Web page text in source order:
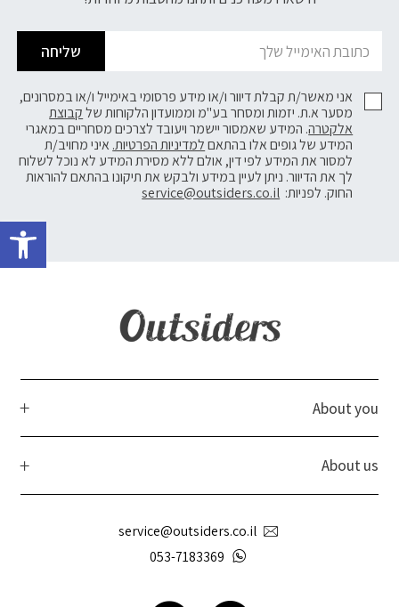
שליחה
אני מאשר/ת קבלת דיוור ו/או מידע פרסומי באימייל ו/או במסרונים,
מסער א.ת. יזמות ומסחר בע"מ וממועדון הלקוחות שלקבוצת
אלקטרה. המידע שאמסור יישמר ויעובד לצרכים מסחריים במאגרי
המידע של גופים אלו בהתאםלמדיניות הפרטיות. איני מחויב/ת
למסור את המידע לפי דין, אולם ללא מסירת המידע לא נוכל לשלוח
לך את הדיוור. ניתן לעיין במידע ולבקש את תיקונו בהתאם להוראות
החוק. לפניות: service@outsiders.co.il
About you
About us
service@outsiders.co.il
053-7183369